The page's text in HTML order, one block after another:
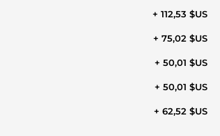
+ 112,53 $US
+ 75,02 $US
+ 50,01 $US
+ 50,01 $US
+ 62,52 $US